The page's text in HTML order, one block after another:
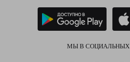
МЫ В СОЦИАЛЬНЫХ